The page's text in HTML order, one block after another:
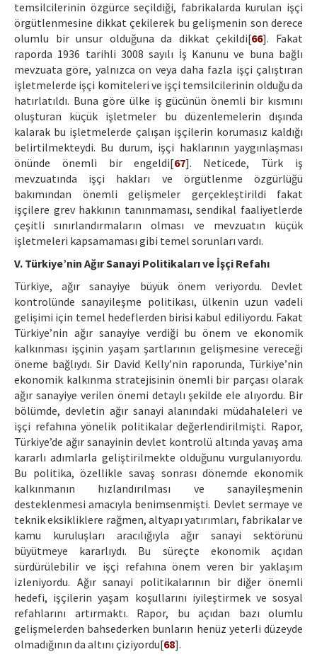
temsilcilerinin özgürce seçildiği, fabrikalarda kurulan işçi
örgütlenmesine dikkat çekilerek bu gelişmenin son derece
olumlu bir unsur olduğuna da dikkat çekildi[66]. Fakat
raporda 1936 tarihli 3008 sayılı İş Kanunu ve buna bağlı
mevzuata göre, yalnızca on veya daha fazla işçi çalıştıran
işletmelerde işçi komiteleri ve işçi temsilcilerinin olduğu da
hatırlatıldı. Buna göre ülke iş gücünün önemli bir kısmını
oluşturan küçük işletmeler bu düzenlemelerin dışında
kalarak bu işletmelerde çalışan işçilerin korumasız kaldığı
belirtilmekteydi. Bu durum, işçi haklarının yaygınlaşması
önünde önemli bir engeldi[67]. Neticede, Türk iş
mevzuatında işçi hakları ve örgütlenme özgürlüğü
bakımından önemli gelişmeler gerçekleştirildi fakat
işçilere grev hakkının tanınmaması, sendikal faaliyetlerde
çeşitli sınırlandırmaların olması ve mevzuatın küçük
işletmeleri kapsamaması gibi temel sorunları vardı.
V. Türkiye’nin Ağır Sanayi Politikaları ve İşçi Refahı
Türkiye, ağır sanayiye büyük önem veriyordu. Devlet
kontrolünde sanayileşme politikası, ülkenin uzun vadeli
gelişimi için temel hedeflerden birisi kabul ediliyordu. Fakat
Türkiye’nin ağır sanayiye verdiği bu önem ve ekonomik
kalkınması işçinin yaşam şartlarının gelişmesine vereceği
öneme bağlıydı. Sir David Kelly’nin raporunda, Türkiye’nin
ekonomik kalkınma stratejisinin önemli bir parçası olarak
ağır sanayiye verilen önemi detaylı şekilde ele alıyordu. Bir
bölümde, devletin ağır sanayi alanındaki müdahaleleri ve
işçi refahına yönelik politikalar değerlendirilmişti. Rapor,
Türkiye’de ağır sanayinin devlet kontrolü altında yavaş ama
kararlı adımlarla geliştirilmekte olduğunu vurgulanıyordu.
Bu politika, özellikle savaş sonrası dönemde ekonomik
kalkınmanın hızlandırılması ve sanayileşmenin
desteklenmesi amacıyla benimsenmişti. Devlet sermaye ve
teknik eksikliklere rağmen, altyapı yatırımları, fabrikalar ve
kamu kuruluşları aracılığıyla ağır sanayi sektörünü
büyütmeye kararlıydı. Bu süreçte ekonomik açıdan
sürdürülebilir ve işçi refahına önem veren bir yaklaşım
izleniyordu. Ağır sanayi politikalarının bir diğer önemli
hedefi, işçilerin yaşam koşullarını iyileştirmek ve sosyal
refahlarını artırmaktı. Rapor, bu açıdan bazı olumlu
gelişmelerden bahsederken bunların henüz yeterli düzeyde
olmadığının da altını çiziyordu[68].